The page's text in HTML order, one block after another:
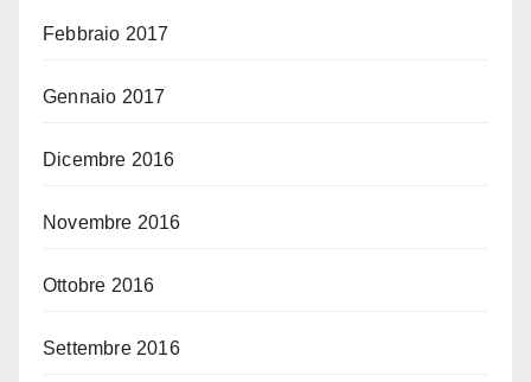
Febbraio 2017
Gennaio 2017
Dicembre 2016
Novembre 2016
Ottobre 2016
Settembre 2016